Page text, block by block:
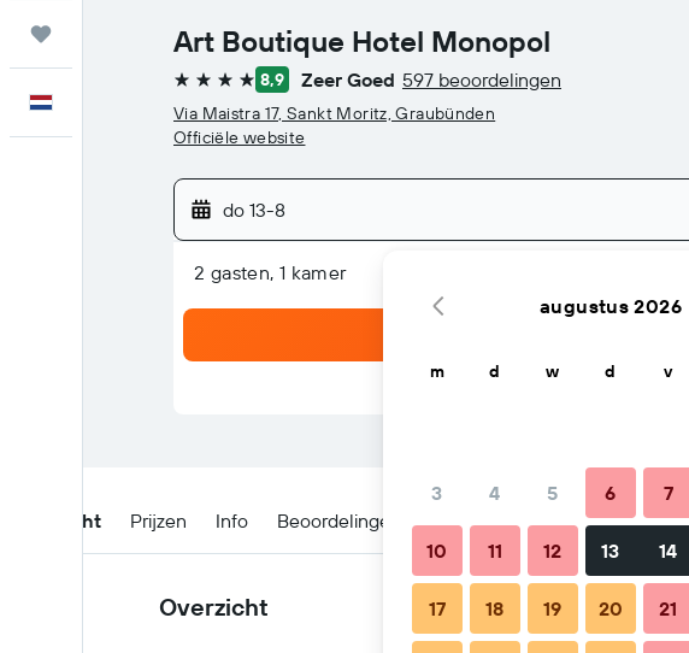
Art Boutique Hotel Monopol
4 sterren 8,9 Zeer Goed 597 beoordelingen
Via Maistra 17, Sankt Moritz, Graubünden
Officiële website
do 13-8
2 gasten, 1 kamer
Overzicht Prijzen Info Beoordelingen Locatie Beste boekmoment
Overzicht
augustus 2026
m d w d v
3 4 5 6 7
10 11 12 13 14
17 18 19 20 21